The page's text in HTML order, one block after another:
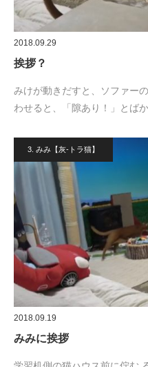
2018.09.29
挨拶？
みけが動きだすと、ソファー
わせると、「隙あり！」とば
3. みみ【灰-トラ猫】
2018.09.19
みみに挨拶